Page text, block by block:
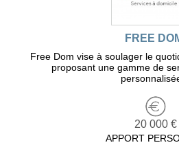
FREE
Free Dom vise à soulager le
proposant une gamme de
20 000 €
APPORT